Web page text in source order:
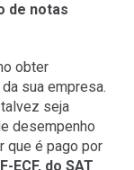
de notas
obter
sua empresa.
seja
desempenho
que é pago por
ECF, do SAT